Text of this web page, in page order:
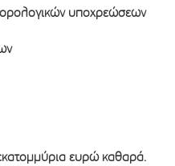
υποχρεώσεων
ευρώ καθαρά.